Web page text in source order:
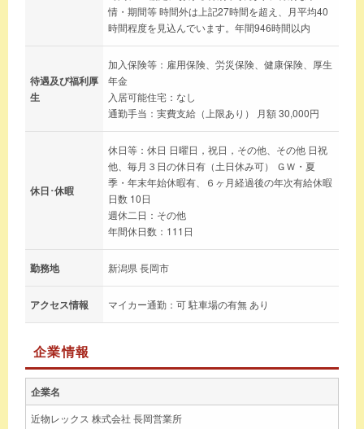
情・期間等 時間外は上記27時間を超え、月平均40
時間程度を見込んでいます。年間946時間以内
待遇及び福利厚
生
加入保険等：雇用保険、労災保険、健康保険、厚生
年金
入居可能住宅：なし
通勤手当：実費支給（上限あり） 月額 30,000円
休日･休暇
休日等：休日 日曜日，祝日，その他、その他 日祝
他、毎月３日の休日有（土日休み可） ＧＷ・夏
季・年末年始休暇有、６ヶ月経過後の年次有給休暇
日数 10日
週休二日：その他
年間休日数：111日
勤務地 新潟県 長岡市
アクセス情報 マイカー通勤：可 駐車場の有無 あり
企業情報
企業名
近物レックス 株式会社 長岡営業所